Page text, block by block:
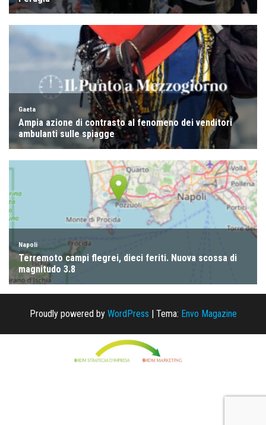
Proudly powered by WordPress Tema: Envo Magazine